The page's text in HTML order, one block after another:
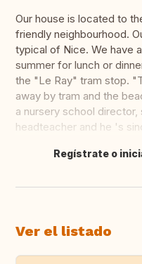
Our house is located to
friendly neighbourhood.
typical of Nice. We have
summer for lunch or
the "Le Ray" tram stop.
away by tram and the
a nursery school director,
headteacher and he 's
Traducir
Regístrate o
Ver el listado